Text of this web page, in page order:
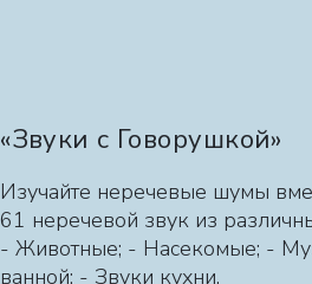
«Звуки с Говорушкой»
Изучайте неречевые шумы
61 неречевой звук из
- Животные; - Насекомые; -
ванной; - Звуки кухни.